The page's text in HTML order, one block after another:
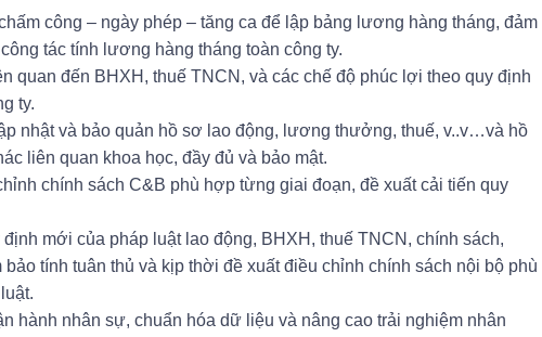
công – ngày phép – tăng ca để lập bảng lương hàng tháng, đảm
tác tính lương hàng tháng toàn công ty.
quan đến BHXH, thuế TNCN, và các chế độ phúc lợi theo quy định
ty.
nhật và bảo quản hồ sơ lao động, lương thưởng, thuế, v..v…và hồ
liên quan khoa học, đầy đủ và bảo mật.
chính sách C&B phù hợp từng giai đoạn, đề xuất cải tiến quy
mới của pháp luật lao động, BHXH, thuế TNCN, chính sách,
tính tuân thủ và kịp thời đề xuất điều chỉnh chính sách nội bộ phù
hành nhân sự, chuẩn hóa dữ liệu và nâng cao trải nghiệm nhân